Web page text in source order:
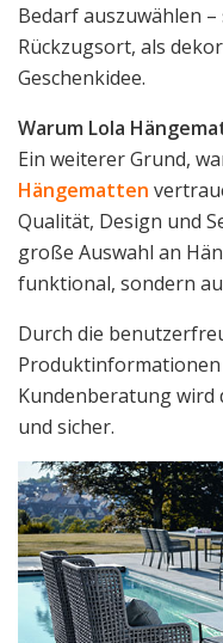
Bedarf auszuwählen
Rückzugsort, als
Geschenkidee.
Warum Lola
Ein weiterer Grund,
Hängematten
Qualität, Design und
große Auswahl an
funktional, sondern
Durch die
Kundenberatung wird
und sicher.